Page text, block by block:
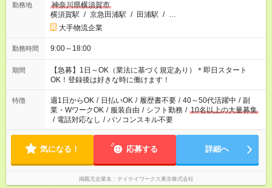
勤務地
神奈川県横須賀市
横須賀駅 / 京急田浦駅 / 田浦駅 / …
大手物流企業
勤務時間 9:00～18:00
期間
【急募】1日～OK（業法に基づく規定あり）＊即日スタート
OK！登録後は好きな時に働けます！
特徴 週1日からOK / 日払いOK / 履歴書不要 / 40～50代活躍中 / 副
業・WワークOK / 服装自由 / シフト勤務 / 10名以上の大量募集
/ 電話対応なし / パソコンスキル不要
気になる！ 応募する 詳細へ
掲載元企業名 テイケイワークス東京株式会社